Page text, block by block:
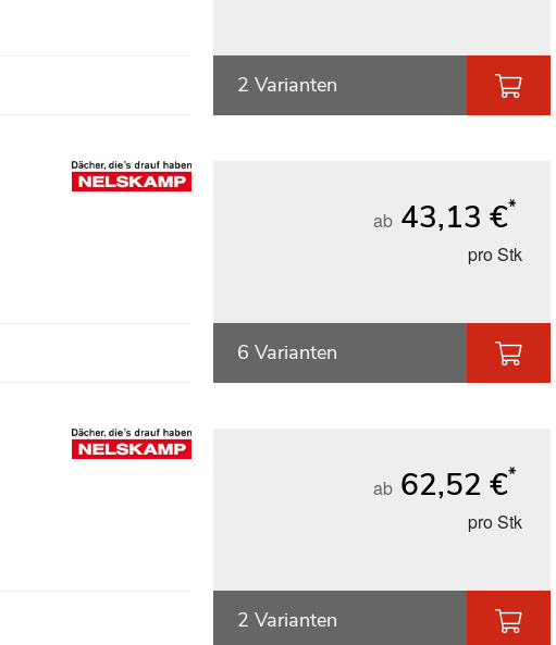
2 Varianten
ab 43,13 €*
pro Stk
6 Varianten
ab 62,52 €*
pro Stk
2 Varianten